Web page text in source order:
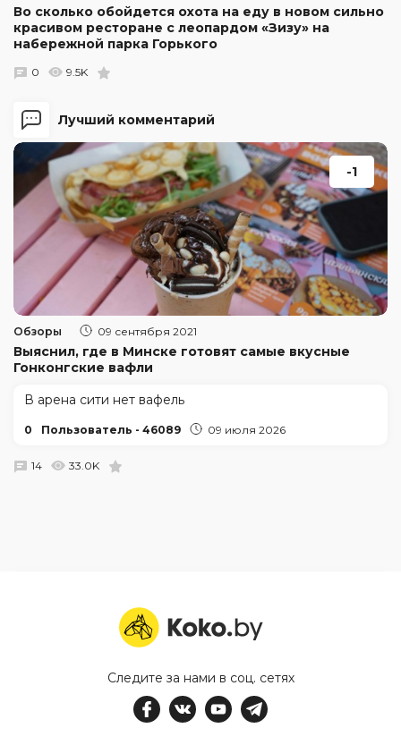
Лучший комментарий
-1
Обзоры 09 сентября 2021
Выяснил, где в Минске готовят самые вкусные
Гонконгские вафли
В арена сити нет вафель
0 Пользователь - 46089 09 июля 2026
14 33.0K
Во сколько обойдется охота на еду в новом сильно
красивом ресторане с леопардом «Зизу» на
набережной парка Горького
0 9.5K
Следите за нами в соц. сетях